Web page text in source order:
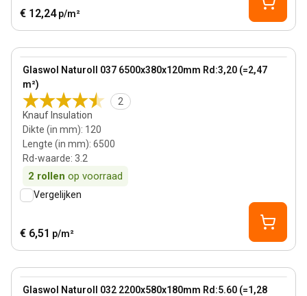
€ 12,24 p/m²
Glaswol Naturoll 037 6500x380x120mm Rd:3,20 (=2,47
m²)
2
Knauf Insulation
Dikte (in mm): 120
Lengte (in mm): 6500
Rd-waarde: 3.2
2 rollen op voorraad
View product
Vergelijken
€ 6,51 p/m²
Glaswol Naturoll 032 2200x580x180mm Rd:5.60 (=1,28
View product